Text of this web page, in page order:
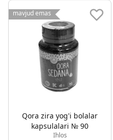
mavjud emas
Qora zira yog'i bolalar
kapsulalari № 90
Ihlos